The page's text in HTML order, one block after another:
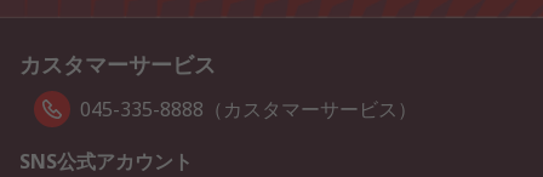
カスタマーサービス
045-335-8888（カスタマーサービス）
SNS公式アカウント